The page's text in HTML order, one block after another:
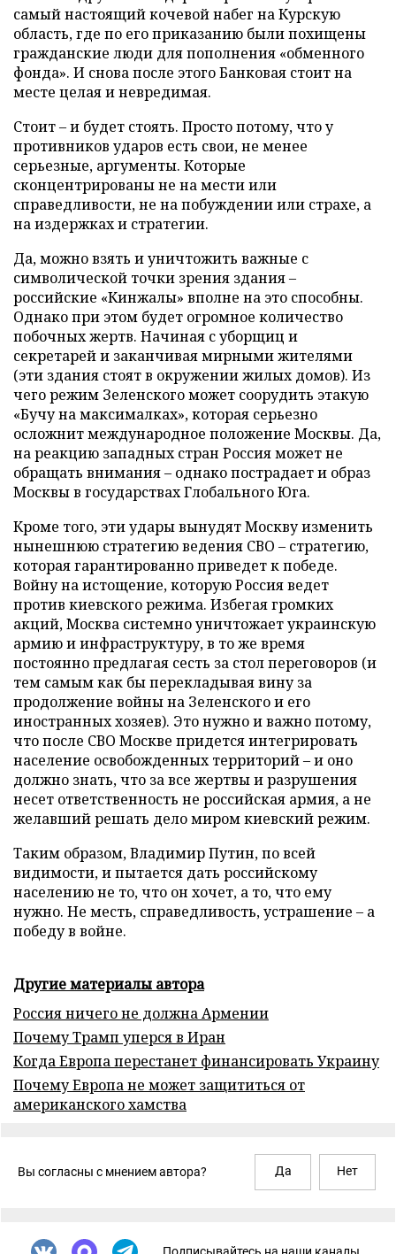
самый настоящий кочевой набег на Курскую
область, где по его приказанию были похищены
гражданские люди для пополнения «обменного
фонда». И снова после этого Банковая стоит на
месте целая и невредимая.
Стоит – и будет стоять. Просто потому, что у
противников ударов есть свои, не менее
серьезные, аргументы. Которые
сконцентрированы не на мести или
справедливости, не на побуждении или страхе, а
на издержках и стратегии.
Да, можно взять и уничтожить важные с
символической точки зрения здания –
российские «Кинжалы» вполне на это способны.
Однако при этом будет огромное количество
побочных жертв. Начиная с уборщиц и
секретарей и заканчивая мирными жителями
(эти здания стоят в окружении жилых домов). Из
чего режим Зеленского может соорудить этакую
«Бучу на максималках», которая серьезно
осложнит международное положение Москвы. Да,
на реакцию западных стран Россия может не
обращать внимания – однако пострадает и образ
Москвы в государствах Глобального Юга.
Кроме того, эти удары вынудят Москву изменить
нынешнюю стратегию ведения СВО – стратегию,
которая гарантированно приведет к победе.
Войну на истощение, которую Россия ведет
против киевского режима. Избегая громких
акций, Москва системно уничтожает украинскую
армию и инфраструктуру, в то же время
постоянно предлагая сесть за стол переговоров (и
тем самым как бы перекладывая вину за
продолжение войны на Зеленского и его
иностранных хозяев). Это нужно и важно потому,
что после СВО Москве придется интегрировать
население освобожденных территорий – и оно
должно знать, что за все жертвы и разрушения
несет ответственность не российская армия, а не
желавший решать дело миром киевский режим.
Таким образом, Владимир Путин, по всей
видимости, и пытается дать российскому
населению не то, что он хочет, а то, что ему
нужно. Не месть, справедливость, устрашение – а
победу в войне.
Другие материалы автора
Россия ничего не должна Армении
Почему Трамп уперся в Иран
Когда Европа перестанет финансировать Украину
Почему Европа не может защититься от
американского хамства
Вы согласны с мнением автора? Да Нет